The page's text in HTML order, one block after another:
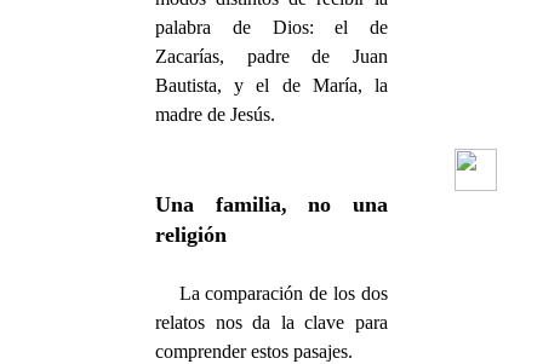
palabra de Dios: el de
Zacarías, padre de Juan
Bautista, y el de María, la
madre de Jesús.
Una familia, no una
religión
La comparación de los dos
relatos nos da la clave para
comprender estos pasajes.